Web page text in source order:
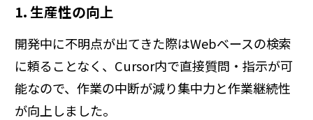
1. 生産性の向上
開発中に不明点が出てきた際はWebベースの検索
に頼ることなく、Cursor内で直接質問・指示が可
能なので、作業の中断が減り集中力と作業継続性
が向上しました。